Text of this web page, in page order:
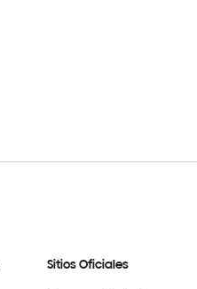
Sitios Oficiales